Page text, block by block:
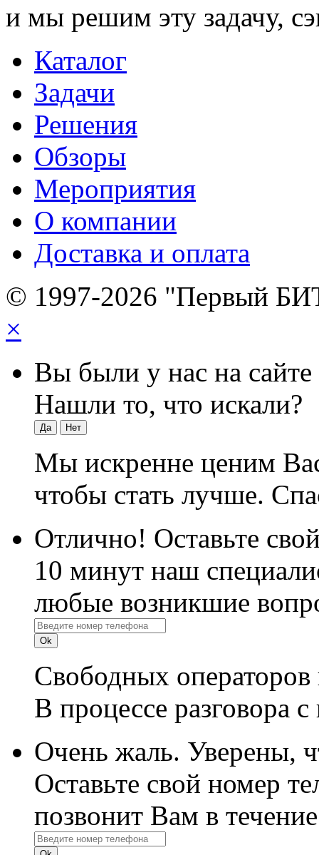
и мы решим эту задачу,
Каталог
Задачи
Решения
Обзоры
Мероприятия
О компании
Доставка и оплата
© 1997-2026 "Первый
×
Вы были у нас на сайте
Нашли то, что искали?
Да Нет
Мы искренне ценим
чтобы стать лучше.
Отлично! Оставьте
10 минут наш
любые возникшие
Свободных
В процессе разговора
Очень жаль. Уверены,
Оставьте свой номер
позвонит Вам в